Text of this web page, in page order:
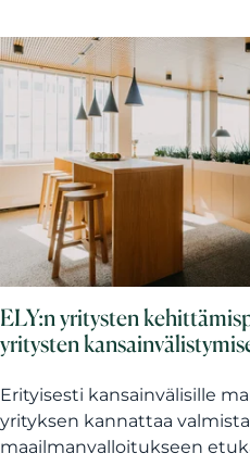
ELY:n yritysten
yritysten
Erityisesti kansainvälisille
yrityksen kannattaa
maailmanvalloitukseen